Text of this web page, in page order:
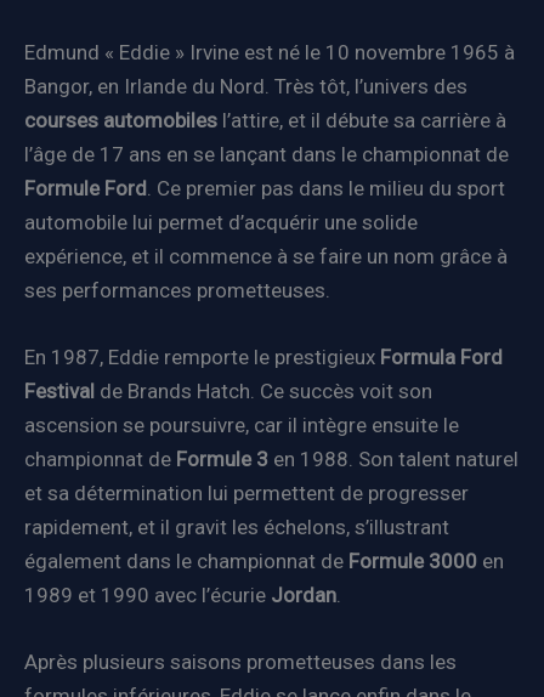
Edmund « Eddie » Irvine est né le 10 novembre 1965 à
Bangor, en Irlande du Nord. Très tôt, l’univers des
courses automobiles l’attire, et il débute sa carrière à
l’âge de 17 ans en se lançant dans le championnat de
Formule Ford . Ce premier pas dans le milieu du sport
automobile lui permet d’acquérir une solide
expérience, et il commence à se faire un nom grâce à
ses performances prometteuses.
En 1987, Eddie remporte le prestigieux Formula Ford
Festival de Brands Hatch. Ce succès voit son
ascension se poursuivre, car il intègre ensuite le
championnat de Formule 3 en 1988. Son talent naturel
et sa détermination lui permettent de progresser
rapidement, et il gravit les échelons, s’illustrant
également dans le championnat de Formule 3000 en
1989 et 1990 avec l’écurie Jordan.
Après plusieurs saisons prometteuses dans les